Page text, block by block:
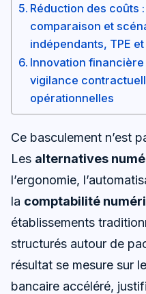
Réduction des coûts
comparaison et
indépendants, TPE et
Innovation
vigilance
opérationnelles
Ce basculement n’est
Les alternatives
l’ergonomie,
la comptabilité
établissements
structurés autour de
résultat se mesure sur
bancaire accéléré,